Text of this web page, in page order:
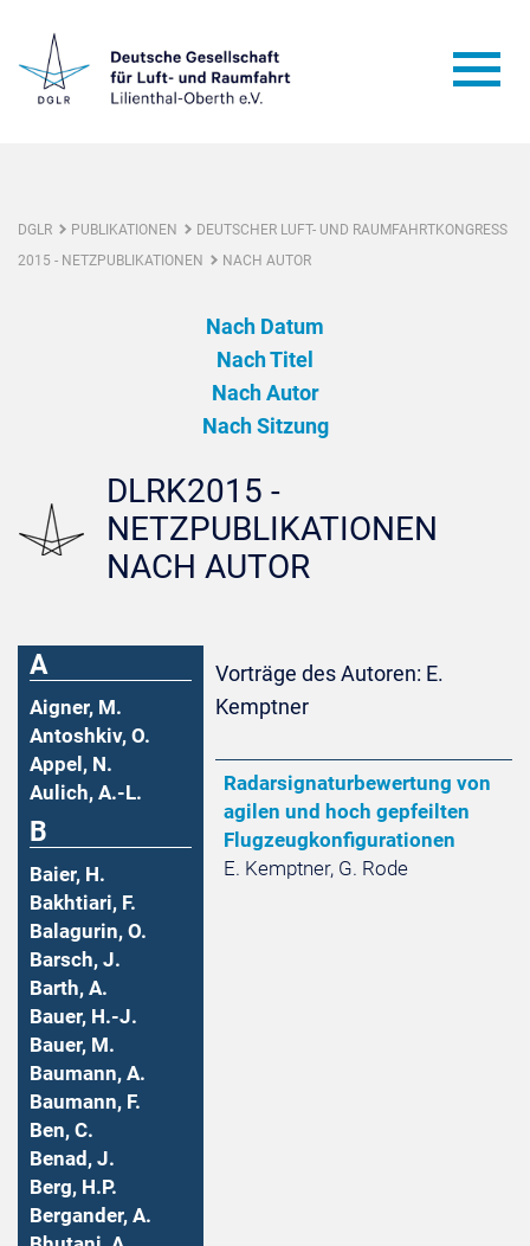
DGLR PUBLIKATIONEN
DEUTSCHER LUFT- UND RAUMFAHRTKONGRESS
2015 - NETZPUBLIKATIONEN
NACH AUTOR
Nach Datum
Nach Titel
Nach Autor
Nach Sitzung
DLRK2015 -
NETZPUBLIKATIONEN
NACH AUTOR
A
Aigner, M.
Antoshkiv, O.
Appel, N.
Aulich, A.-L.
B
Baier, H.
Bakhtiari, F.
Balagurin, O.
Barsch, J.
Barth, A.
Bauer, H.-J.
Bauer, M.
Baumann, A.
Baumann, F.
Ben, C.
Benad, J.
Berg, H.P.
Bergander, A.
Vorträge des Autoren: E.
Kemptner
Radarsignaturbewertung von
agilen und hoch gepfeilten
Flugzeugkonfigurationen
E. Kemptner, G. Rode